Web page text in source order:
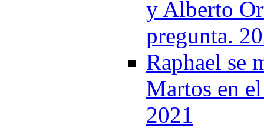
y Alberto
pregunta.
Raphael se
Martos en
2021